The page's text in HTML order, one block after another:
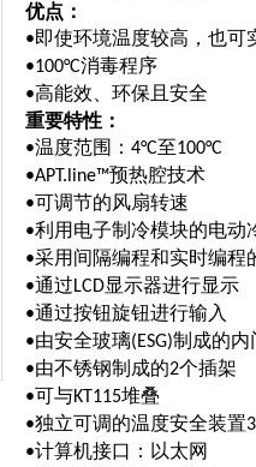
优点：
•即使环境温度较高，也可
•100°C消毒程序
•高能效、环保且安全
重要特性：
•温度范围： 4°C至100°C
•APT.line™预热腔技术
•可调节的风扇转速
•利用电子制冷模块的电动
•采用间隔编程和实时编程
•通过LCD显示器进行显示
•通过按钮旋钮进行输入
•由安全玻璃(ESG)制成的内
•由不锈钢制成的2个插架
•可与KT115堆叠
•独立可调的温度安全装置
•计算机接口：以太网